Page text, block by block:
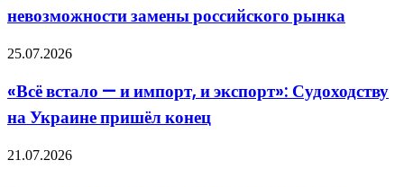
в
замены
российского
невозможности замены российского рынка
«Всё
—
и
импорт,
экспорт»:
25.07.2026
«Всё встало — и импорт, и экспорт»: Судоходству
на Украине пришёл конец
С
21.07.2026